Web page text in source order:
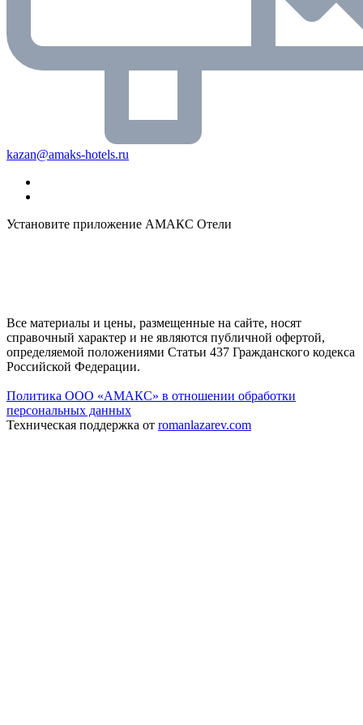
kazan@amaks-hotels.ru
Установите приложение АМАКС Отели
Все материалы и цены, размещенные на сайте, носят
справочный характер и не являются публичной офертой,
определяемой положениями Статьи 437 Гражданского кодекса
Российской Федерации.
Политика ООО «АМАКС» в отношении обработки
персональных данных
Техническая поддержка от romanlazarev.com